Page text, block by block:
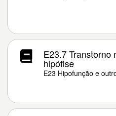
E23.7 Transtorno
hipófise
E23 Hipofunção e